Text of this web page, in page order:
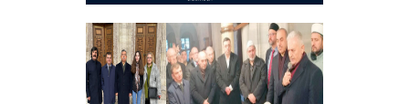
Hayırlı Bayramlar
+